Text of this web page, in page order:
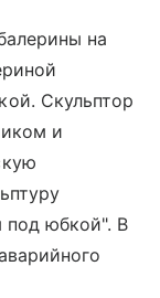
на
Скульптор
и
под юбкой". В